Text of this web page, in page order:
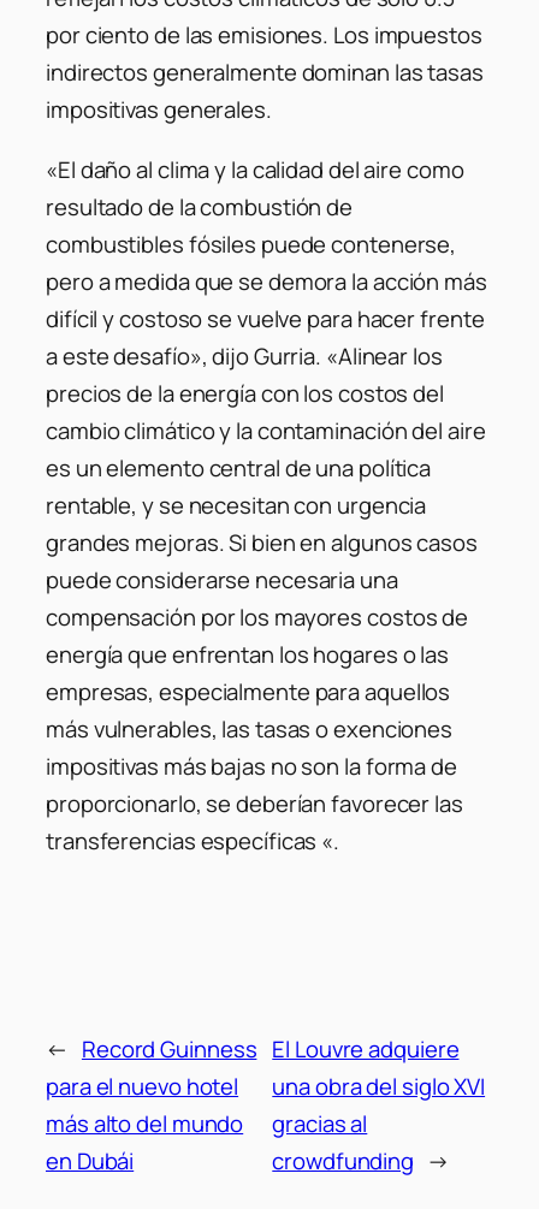
por ciento de las emisiones. Los impuestos
indirectos generalmente dominan las tasas
impositivas generales.
«El daño al clima y la calidad del aire como
resultado de la combustión de
combustibles fósiles puede contenerse,
pero a medida que se demora la acción más
difícil y costoso se vuelve para hacer frente
a este desafío», dijo Gurria. «Alinear los
precios de la energía con los costos del
cambio climático y la contaminación del aire
es un elemento central de una política
rentable, y se necesitan con urgencia
grandes mejoras. Si bien en algunos casos
puede considerarse necesaria una
compensación por los mayores costos de
energía que enfrentan los hogares o las
empresas, especialmente para aquellos
más vulnerables, las tasas o exenciones
impositivas más bajas no son la forma de
proporcionarlo, se deberían favorecer las
transferencias específicas «.
← Record Guinness
para el nuevo hotel
más alto del mundo
en Dubái
El Louvre adquiere
una obra del siglo XVI
gracias al
crowdfunding →